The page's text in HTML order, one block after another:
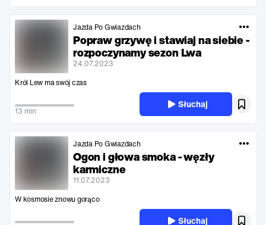
Jazda Po Gwiazdach
Popraw grzywę i stawiaj na siebie -
rozpoczynamy sezon Lwa
24.07.2023
Król Lew ma swój czas
13 min
Słuchaj
Jazda Po Gwiazdach
Ogon i głowa smoka - węzły
karmiczne
11.07.2023
W kosmosie znowu gorąco
Słuchaj